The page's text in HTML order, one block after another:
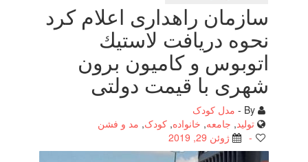
سازمان راهداری اعلام كرد
نحوه دریافت لاستیك
اتوبوس و كامیون برون
شهری با قیمت دولتی
مدل کودک
جامعه,خانواده, کودک,مد و فشن
ژوئن 29, 2019